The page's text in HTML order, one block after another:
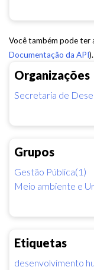
Organizações
Secretaria de
Grupos
Gestão Pública(1)
Meio ambiente e
Etiquetas
desenvolvimento
Você também pode ter
Documentação da API).